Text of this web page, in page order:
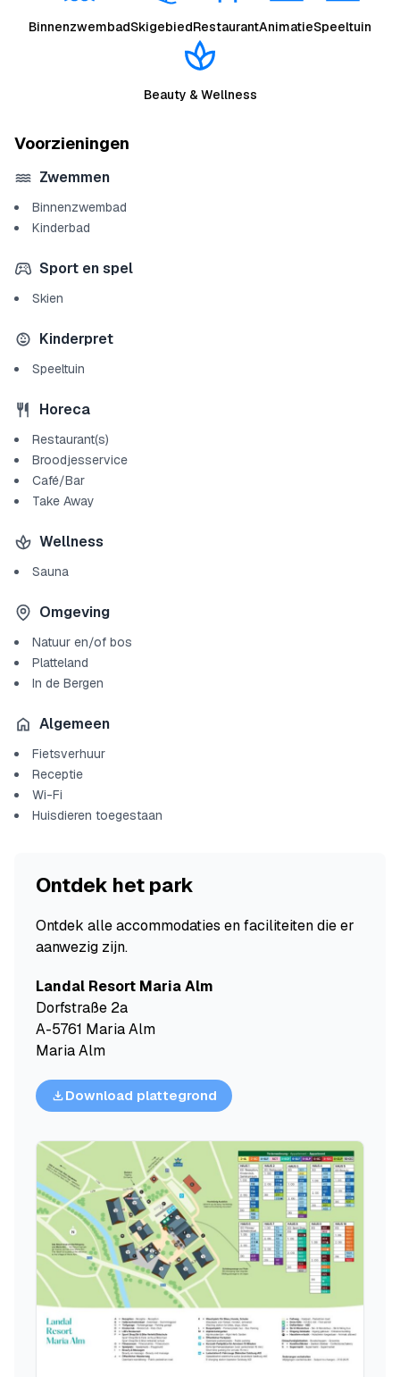
BinnenzwembadSkigebiedRestaurantAnimatieSpeeltuin
Beauty & Wellness
Voorzieningen
Zwemmen
Binnenzwembad
Kinderbad
Sport en spel
Skien
Kinderpret
Speeltuin
Horeca
Restaurant(s)
Broodjesservice
Café/Bar
Take Away
Wellness
Sauna
Omgeving
Natuur en/of bos
Platteland
In de Bergen
Algemeen
Fietsverhuur
Receptie
Wi-Fi
Huisdieren toegestaan
Ontdek het park
Ontdek alle accommodaties en faciliteiten die er
aanwezig zijn.
Landal Resort Maria Alm
Dorfstraße 2a
A-5761 Maria Alm
Maria Alm
Download plattegrond